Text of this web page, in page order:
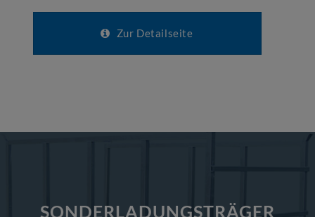
Zur Detailseite
SONDERLADUNGSTRÄGER